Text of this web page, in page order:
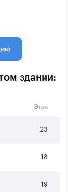
здании:
Этаж
23
18
19